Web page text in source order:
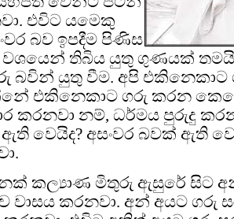
එවිට යමෙකු
බව ඉපදීම පිණිස
තිබිය යුතු ගුණයක්
බවින් යුතු වීම. අපි එකිනෙකාට
එකිනෙකාට ගරු කරන
කරනවා නම්, ධර්මය පුරුදු
වෙයිද? අසංවර බවක් ඇති
කල්‍යාණ මිතුරු ඇසුරේ සිට
වාසය කරනවා. අන් අයට ගරු